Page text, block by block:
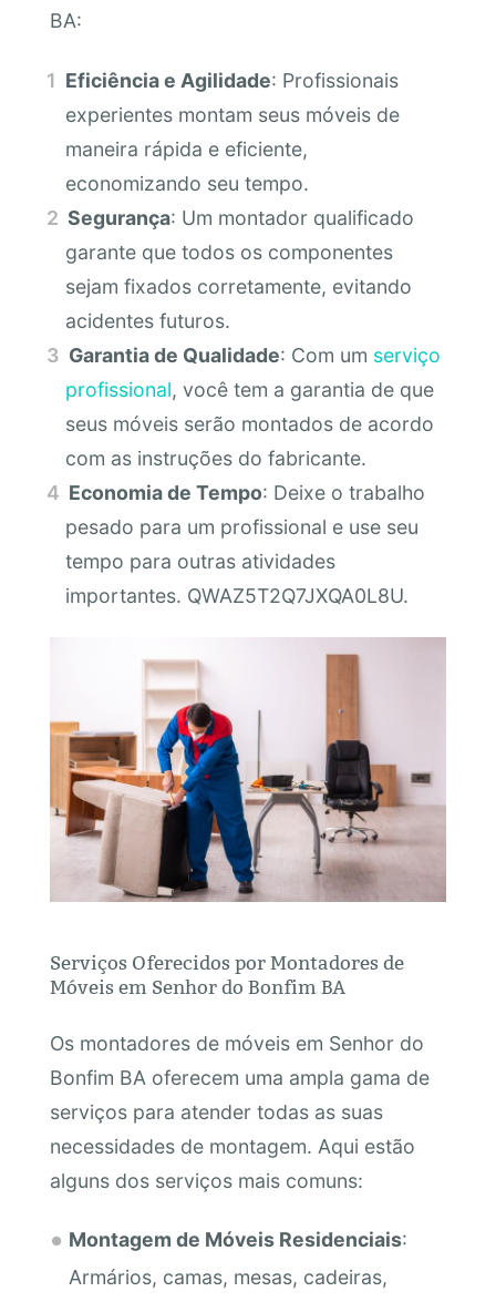
BA:
Eficiência e Agilidade: Profissionais
experientes montam seus móveis de
maneira rápida e eficiente,
economizando seu tempo.
Segurança: Um montador qualificado
garante que todos os componentes
sejam fixados corretamente, evitando
acidentes futuros.
Garantia de Qualidade: Com um serviço
profissional, você tem a garantia de que
seus móveis serão montados de acordo
com as instruções do fabricante.
Economia de Tempo: Deixe o trabalho
pesado para um profissional e use seu
tempo para outras atividades
importantes. QWAZ5T2Q7JXQA0L8U.
Serviços Oferecidos por Montadores de
Móveis em Senhor do Bonfim BA
Os montadores de móveis em Senhor do
Bonfim BA oferecem uma ampla gama de
serviços para atender todas as suas
necessidades de montagem. Aqui estão
alguns dos serviços mais comuns:
Montagem de Móveis Residenciais:
Armários, camas, mesas, cadeiras,